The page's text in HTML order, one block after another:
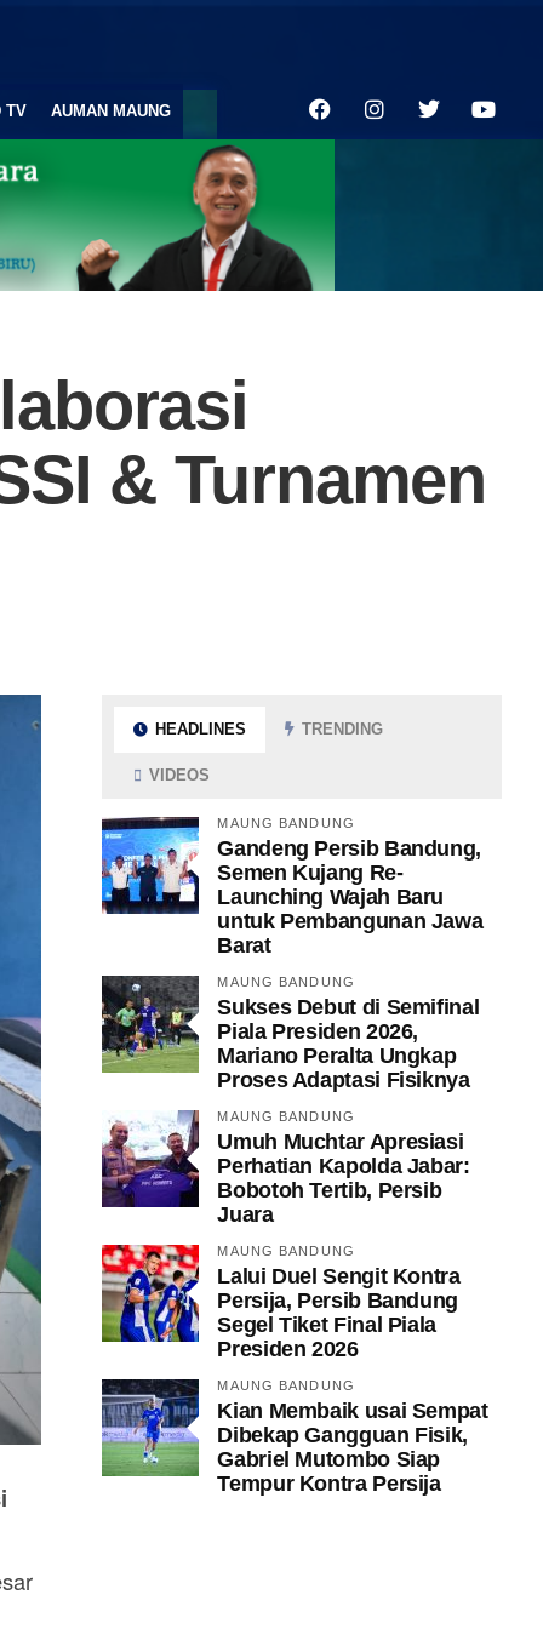
TV AUMAN MAUNG
& Turnamen
HEADLINES TRENDING
VIDEOS
MAUNG BANDUNG
Gandeng Persib Bandung,
Semen Kujang Re-
Launching Wajah Baru
untuk Pembangunan Jawa
Barat
MAUNG BANDUNG
Sukses Debut di Semifinal
Piala Presiden 2026,
Mariano Peralta Ungkap
Proses Adaptasi Fisiknya
MAUNG BANDUNG
Umuh Muchtar Apresiasi
Perhatian Kapolda Jabar:
Bobotoh Tertib, Persib
Juara
MAUNG BANDUNG
Lalui Duel Sengit Kontra
Persija, Persib Bandung
Segel Tiket Final Piala
Presiden 2026
MAUNG BANDUNG
Kian Membaik usai Sempat
Dibekap Gangguan Fisik,
Gabriel Mutombo Siap
Tempur Kontra Persija